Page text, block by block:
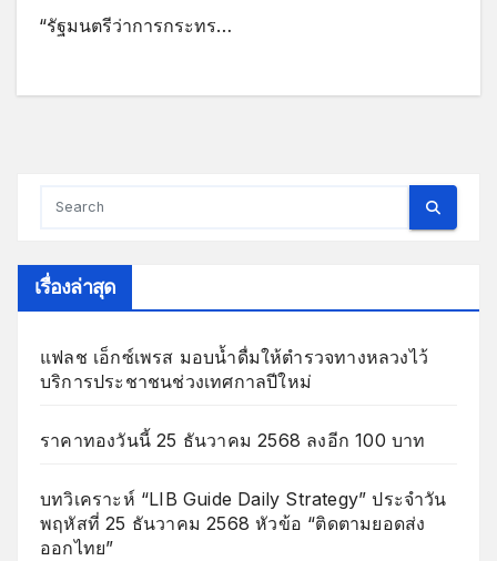
“รัฐมนตรีว่าการกระทร…
เรื่องล่าสุด
แฟลช เอ็กซ์เพรส มอบน้ำดื่มให้ตำรวจทางหลวงไว้
บริการประชาชนช่วงเทศกาลปีใหม่
ราคาทองวันนี้ 25 ธันวาคม 2568 ลงอีก 100 บาท
บทวิเคราะห์ “LIB Guide Daily Strategy” ประจำวัน
พฤหัสที่ 25 ธันวาคม 2568 หัวข้อ “ติดตามยอดส่ง
ออกไทย”